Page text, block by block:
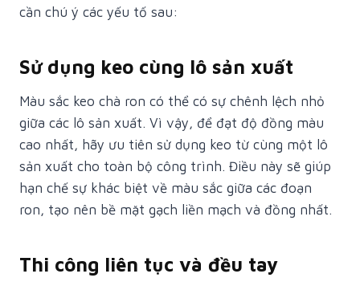
cần chú ý các yếu tố sau:
Sử dụng keo cùng lô sản xuất
Màu sắc keo chà ron có thể có sự chênh lệch nhỏ
giữa các lô sản xuất. Vì vậy, để đạt độ đồng màu
cao nhất, hãy ưu tiên sử dụng keo từ cùng một lô
sản xuất cho toàn bộ công trình. Điều này sẽ giúp
hạn chế sự khác biệt về màu sắc giữa các đoạn
ron, tạo nên bề mặt gạch liền mạch và đồng nhất.
Thi công liên tục và đều tay